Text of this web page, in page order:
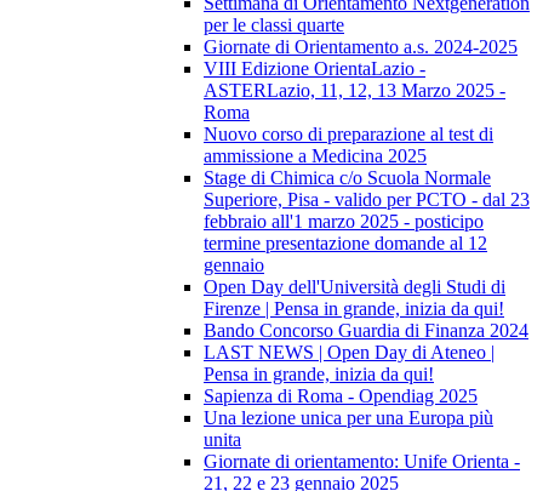
per le classi quarte
Giornate di Orientamento a.s. 2024-2025
VIII Edizione OrientaLazio -
ASTERLazio, 11, 12, 13 Marzo 2025 -
Roma
Nuovo corso di preparazione al test di
ammissione a Medicina 2025
Stage di Chimica c/o Scuola Normale
Superiore, Pisa - valido per PCTO - dal 23
febbraio all'1 marzo 2025 - posticipo
termine presentazione domande al 12
gennaio
Open Day dell'Università degli Studi di
Firenze | Pensa in grande, inizia da qui!
Bando Concorso Guardia di Finanza 2024
LAST NEWS | Open Day di Ateneo |
Pensa in grande, inizia da qui!
Sapienza di Roma - Opendiag 2025
Una lezione unica per una Europa più
unita
Giornate di orientamento: Unife Orienta -
21, 22 e 23 gennaio 2025